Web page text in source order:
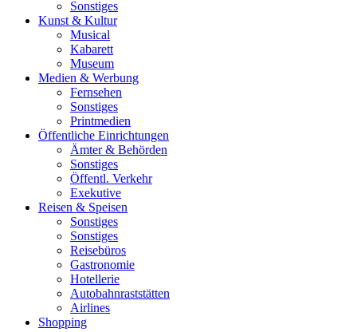
Sonstiges
Kunst & Kultur
Musical
Kabarett
Museum
Medien & Werbung
Fernsehen
Sonstiges
Printmedien
Öffentliche Einrichtungen
Ämter & Behörden
Sonstiges
Öffentl. Verkehr
Exekutive
Reisen & Speisen
Sonstiges
Sonstiges
Reisebüros
Gastronomie
Hotellerie
Autobahnraststätten
Airlines
Shopping